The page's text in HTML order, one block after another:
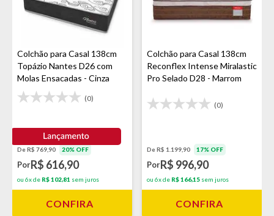
Colchão para Casal 138cm
Topázio Nantes D26 com
Molas Ensacadas - Cinza
(0)
De R$ 769,90 20% OFF
PorR$ 616,90
ou 6x de R$ 102,81 sem juros
CONFIRA
Colchão para Casal 138cm
Reconflex Intense Miralastic
Pro Selado D28 - Marrom
(0)
De R$ 1.199,90 17% OFF
PorR$ 996,90
ou 6x de R$ 166,15 sem juros
CONFIRA